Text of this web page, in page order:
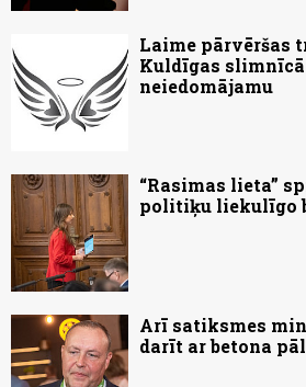
Laime pārvēršas
Kuldīgas
neiedomājamu
“Rasimas lieta”
politiķu liekulīgo
Arī satiksmes
darīt ar betona